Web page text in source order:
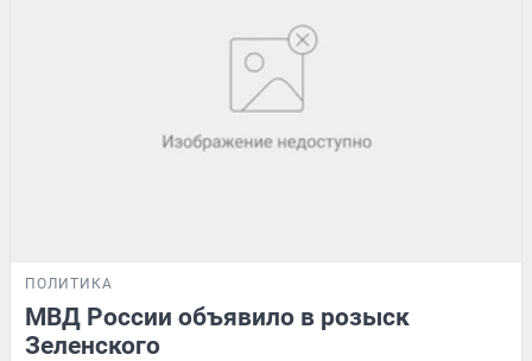
ПОЛИТИКА
МВД России объявило в розыск
Зеленского